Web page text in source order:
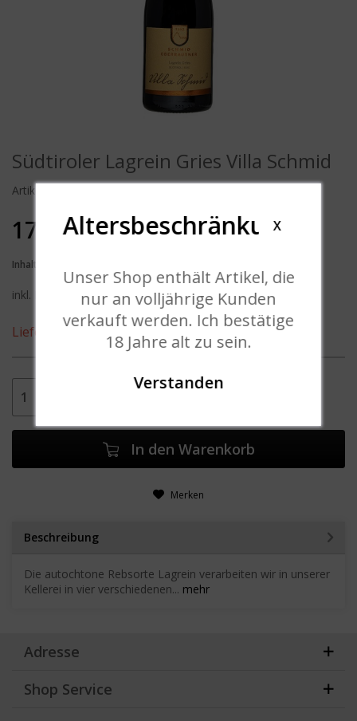
Südtiroler Lagrein Gries Villa Schmid
Artikelnummer
17,40 € *
Inhalt:
inkl. MwSt.
Lieferzeit ca. 5 Tage
In den Warenkorb
Merken
Beschreibung
Die autochtone Rebsorte Lagrein verarbeiten wir in unserer
Kellerei in vier verschiedenen... mehr
X
Altersbeschränkung
Unser Shop enthält Artikel, die
nur an volljährige Kunden
verkauft werden. Ich bestätige
18 Jahre alt zu sein.
Adresse
Shop Service